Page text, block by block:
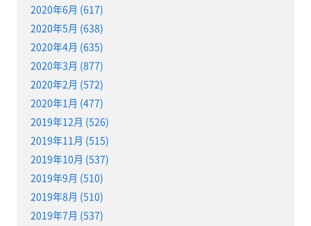
2020年6月 (617)
2020年5月 (638)
2020年4月 (635)
2020年3月 (877)
2020年2月 (572)
2020年1月 (477)
2019年12月 (526)
2019年11月 (515)
2019年10月 (537)
2019年9月 (510)
2019年8月 (510)
2019年7月 (537)